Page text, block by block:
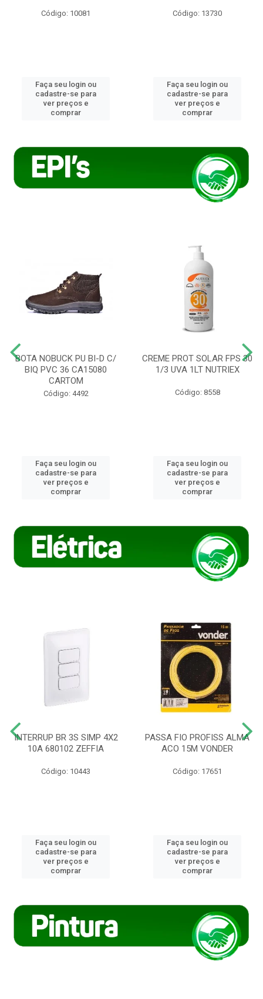
Código: 10081
Faça seu login ou
cadastre-se para
ver preços e
comprar
Código: 13730
Faça seu login ou
cadastre-se para
ver preços e
comprar
BOTA NOBUCK PU BI-D C/
BIQ PVC 36 CA15080
CARTOM
Código: 4492
Faça seu login ou
cadastre-se para
ver preços e
comprar
CREME PROT SOLAR FPS 30
1/3 UVA 1LT NUTRIEX
Código: 8558
Faça seu login ou
cadastre-se para
ver preços e
comprar
INTERRUP BR 3S SIMP 4X2
10A 680102 ZEFFIA
Código: 10443
Faça seu login ou
cadastre-se para
ver preços e
comprar
PASSA FIO PROFISS ALMA
ACO 15M VONDER
Código: 17651
Faça seu login ou
cadastre-se para
ver preços e
comprar